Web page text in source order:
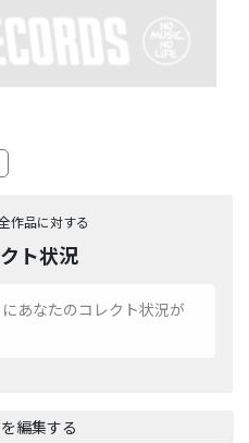
作品に対する
ト状況
あなたのコレクト状況が
編集する